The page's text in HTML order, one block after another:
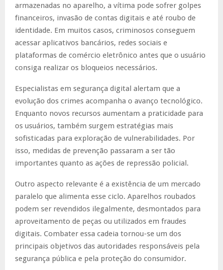
armazenadas no aparelho, a vítima pode sofrer golpes
financeiros, invasão de contas digitais e até roubo de
identidade. Em muitos casos, criminosos conseguem
acessar aplicativos bancários, redes sociais e
plataformas de comércio eletrônico antes que o usuário
consiga realizar os bloqueios necessários.
Especialistas em segurança digital alertam que a
evolução dos crimes acompanha o avanço tecnológico.
Enquanto novos recursos aumentam a praticidade para
os usuários, também surgem estratégias mais
sofisticadas para exploração de vulnerabilidades. Por
isso, medidas de prevenção passaram a ser tão
importantes quanto as ações de repressão policial.
Outro aspecto relevante é a existência de um mercado
paralelo que alimenta esse ciclo. Aparelhos roubados
podem ser revendidos ilegalmente, desmontados para
aproveitamento de peças ou utilizados em fraudes
digitais. Combater essa cadeia tornou-se um dos
principais objetivos das autoridades responsáveis pela
segurança pública e pela proteção do consumidor.